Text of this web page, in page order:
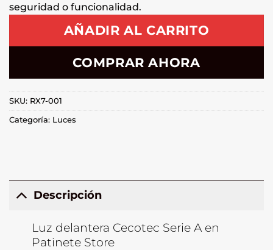
seguridad o funcionalidad.
AÑADIR AL CARRITO
COMPRAR AHORA
SKU: RX7-001
Categoría: Luces
Descripción
Luz delantera Cecotec Serie A en
Patinete Store